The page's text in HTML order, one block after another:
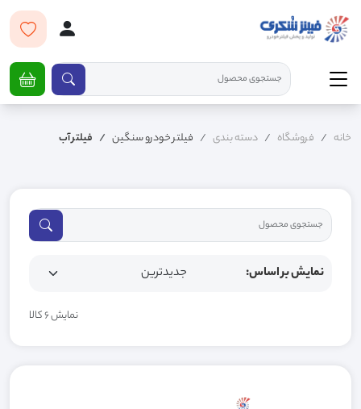
خانه فروشگاه دسته بندی فیلتر خودرو سنگین فیلتر آب
نمایش بر اساس:
نمایش 6 کالا